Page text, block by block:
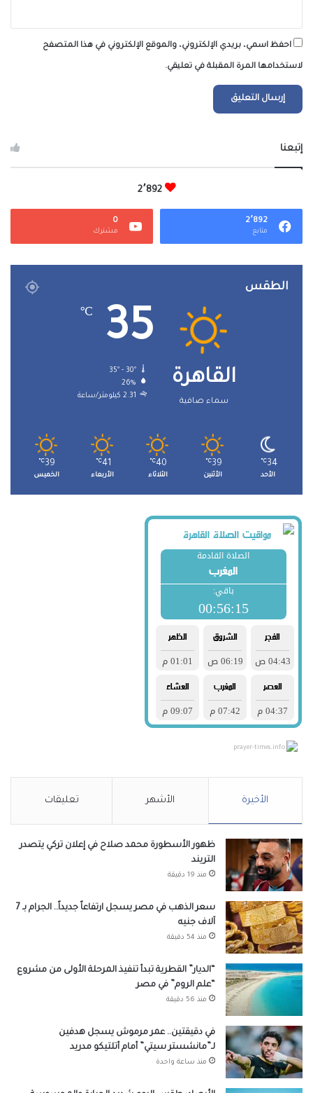
احفظ اسمي، بريدي الإلكتروني، والموقع الإلكتروني في هذا المتصفح
لاستخدامها المرة المقبلة في تعليقي.
إتبعنا
2٬892
2٬892
متابع
0
مشترك
الطقس
القاهرة
سماء صافية
35
℃
35º - 30º
26%
2.31 كيلومتر/ساعة
34
℃
الأحد
39
℃
الأثنين
40
℃
الثلاثاء
41
℃
الأربعاء
39
℃
الخميس
prayer-times.info
الأخيرة الأشهر تعليقات
ظهور الأسطورة محمد صلاح في إعلان تركي يتصدر
التريند
منذ 19 دقيقة
سعر الذهب في مصر يسجل ارتفاعاً جديداً.. الجرام بـ 7
آلاف جنيه
منذ 54 دقيقة
“الديار” القطرية تبدأ تنفيذ المرحلة الأولى من مشروع
“علم الروم” في مصر
منذ 56 دقيقة
في دقيقتين.. عمر مرموش يسجل هدفين
لـ”مانشستر سيتي” أمام أتلتيكو مدريد
منذ ساعة واحدة